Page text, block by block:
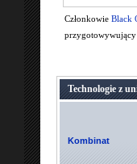
Członkowie Black
przygotowywujący
Technologie z
Kombinat